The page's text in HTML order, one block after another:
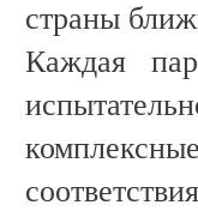
страны
Каждая